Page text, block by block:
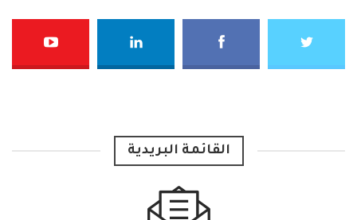
القائمة البريدية